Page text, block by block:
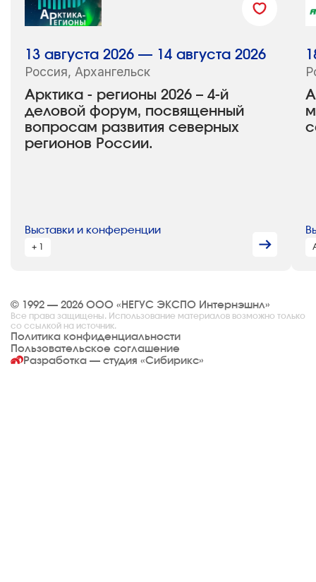
Арктика - регионы 2026 – 4-й
деловой форум, посвященный
вопросам развития северных
регионов России.
13 августа 2026 — 14 августа 2026
Россия, Архангельск
Выставки и конференции
+ 1
© 1992 — 2026 ООО «НЕГУС ЭКСПО Интернэшнл»
Все права защищены. Использование материалов возможно только
со ссылкой на источник.
Политика конфиденциальности
Пользовательское соглашение
Разработка — студия «Сибирикс»